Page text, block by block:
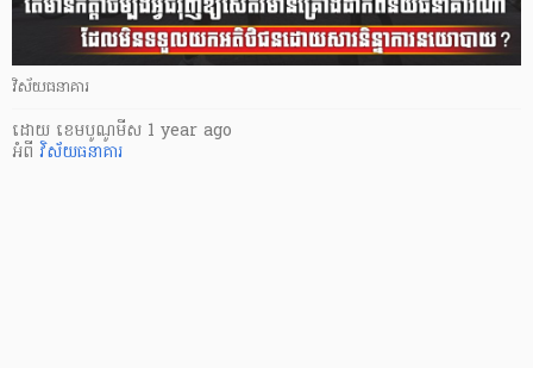
វិស័យធនាគារ
ដោយ ​ ខេមបូណូមីស 1 year ago
អំពី វិស័យធនាគារ